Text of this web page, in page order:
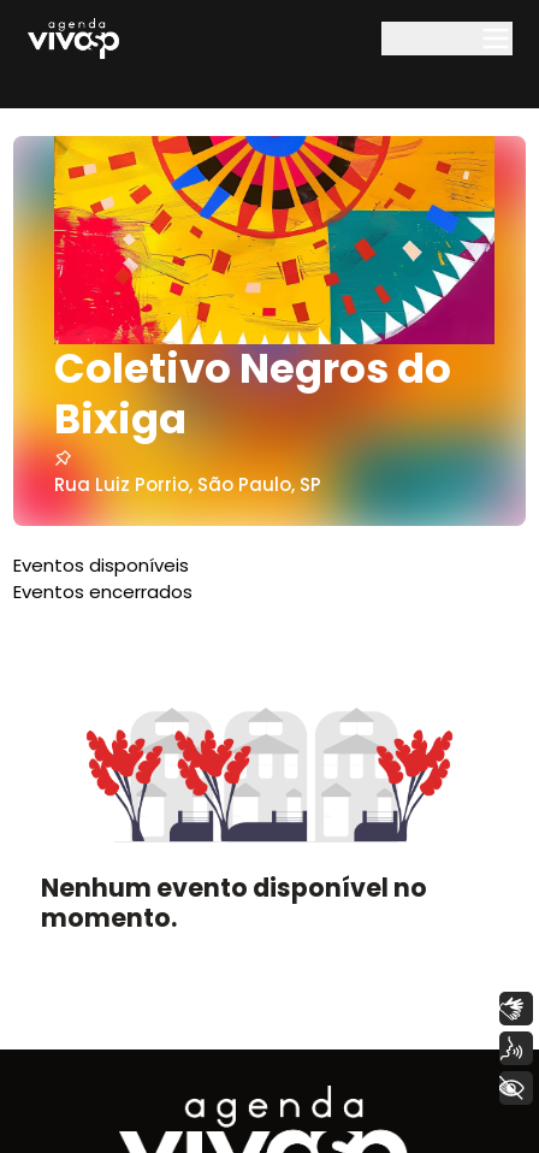
Coletivo Negros do
Bixiga
Rua Luiz Porrio, São Paulo, SP
Eventos disponíveis
Eventos encerrados
Nenhum evento disponível no
momento.
Voz
+ Acessibilidade